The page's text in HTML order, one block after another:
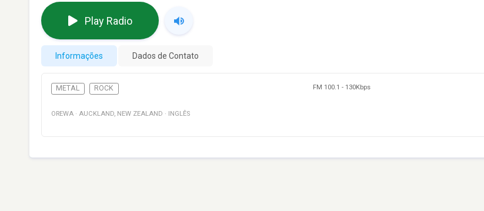
Play Radio
Informações Dados de Contato
METAL ROCK FM 100.1 - 130Kbps
OREWA · AUCKLAND, NEW ZEALAND · INGLÊS